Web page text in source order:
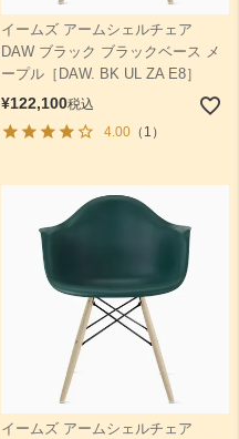
イームズ アームシェルチェア
DAW ブラック ブラックベース メ
ープル［DAW. BK UL ZA E8］
¥122,100税込
4.00（1）
イームズ アームシェルチェア